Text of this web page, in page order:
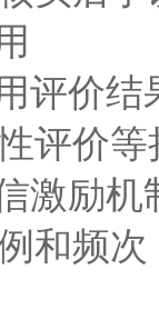
评价
评价
激励
和频